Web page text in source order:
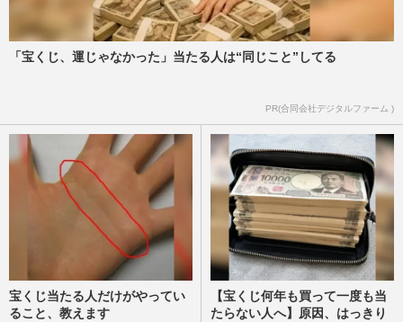
週刊女性2023年5月9・16日号
3歳長女に熱湯浴びせた25歳母親が再逮
「宝くじ、運じゃなかった」当たる人は“同じこと”してる
PR(合同会社デジタルファーム )
宝くじ当たる人だけがやってい
ること、教えます
【宝くじ何年も買って一度も当
たらない人へ】原因、はっきり